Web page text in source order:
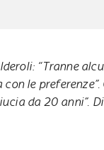
“Tranne
con le
da 20 anni”.